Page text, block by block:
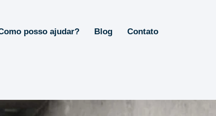
posso ajudar? Blog Contato